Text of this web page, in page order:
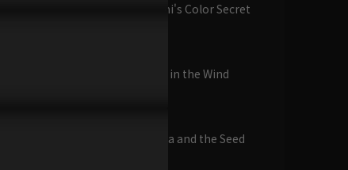
第10集 Mimi's Color Secret
第11集 Wig in the Wind
第12集 Bada and the Seed
往哪跑！
已完結 / 共 10 集